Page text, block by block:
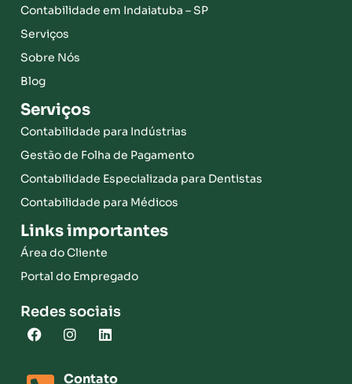
Contabilidade em Indaiatuba – SP
Serviços
Sobre Nós
Blog
Serviços
Contabilidade para Indústrias
Gestão de Folha de Pagamento
Contabilidade Especializada para Dentistas
Contabilidade para Médicos
Links importantes
Área do Cliente
Portal do Empregado
Redes sociais
Contato